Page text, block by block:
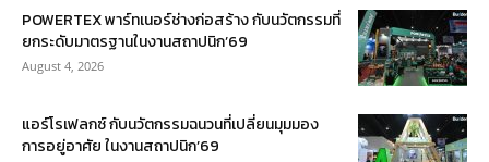
POWERTEX พาร์ทเนอร์ช่างก่อสร้าง กับนวัตกรรมที่
ยกระดับมาตรฐานในงานสถาปนิก’69
August 4, 2026
แอร์โรเฟลกซ์ กับนวัตกรรมฉนวนที่เปลี่ยนมุมมอง
การอยู่อาศัย ในงานสถาปนิก’69